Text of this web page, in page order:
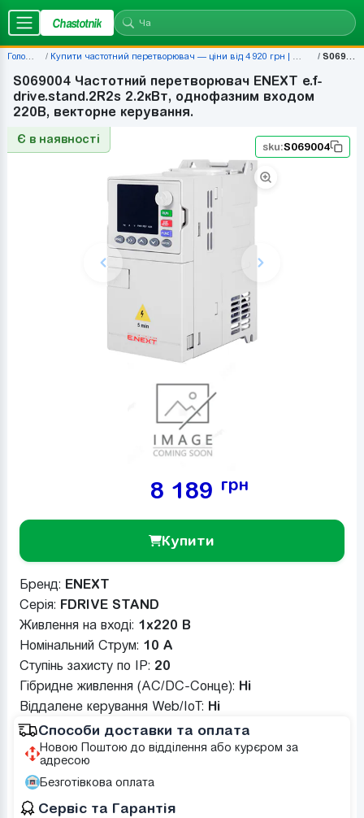
Chastotnik
Головна Купити частотний перетворювач — ціни від 4 920 грн | Chastotnik.ua S069004
S069004 Частотний перетворювач ENEXT e.f-
drive.stand.2R2s 2.2кВт, однофазним входом
220В, векторне керування.
Є в наявності
sku:S069004
8 189 грн
Купити
Бренд: ENEXT
Серія: FDRIVE STAND
Живлення на вході: 1x220 В
Номінальний Струм: 10 A
Ступінь захисту по IP: 20
Гібридне живлення (AC/DC-Сонце): Ні
Віддалене керування Web/IoT: Ні
Способи доставки та оплата
Новою Поштою до відділення або курєром за
адресою
Безготівкова оплата
Сервіс та Гарантія